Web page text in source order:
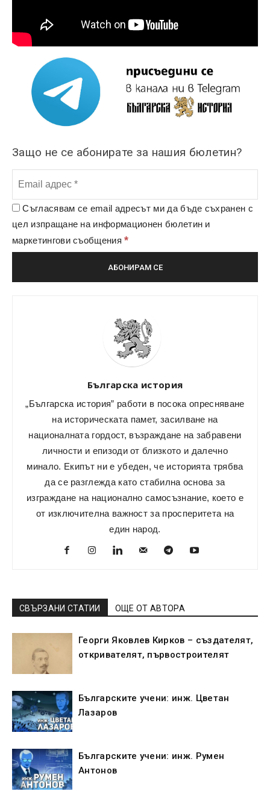
Защо не се абонирате за нашия бюлетин?
Съгласявам се email адресът ми да бъде съхранен с
цел изпращане на информационен бюлетин и
маркетингови съобщения*
Българска история
„Българска история” работи в посока опресняване
на историческата памет, засилване на
националната гордост, възраждане на забравени
личности и епизоди от близкото и далечно
минало. Екипът ни е убеден, че историята трябва
да се разглежда като стабилна основа за
изграждане на национално самосъзнание, което е
от изключителна важност за просперитета на
един народ.
СВЪРЗАНИ СТАТИИ ОЩЕ ОТ АВТОРА
Георги Яковлев Кирков – създателят,
откривателят, първостроителят
Българските учени: инж. Цветан
Лазаров
Българските учени: инж. Румен
Антонов